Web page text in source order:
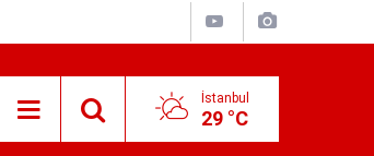
İstanbul
29 °C